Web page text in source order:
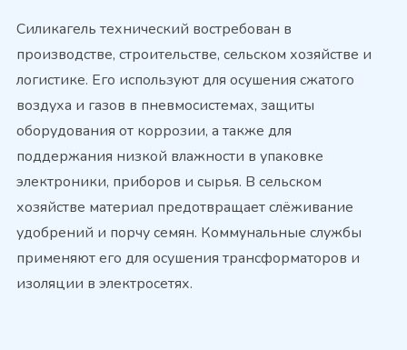
Силикагель технический востребован в
производстве, строительстве, сельском хозяйстве и
логистике. Его используют для осушения сжатого
воздуха и газов в пневмосистемах, защиты
оборудования от коррозии, а также для
поддержания низкой влажности в упаковке
электроники, приборов и сырья. В сельском
хозяйстве материал предотвращает слёживание
удобрений и порчу семян. Коммунальные службы
применяют его для осушения трансформаторов и
изоляции в электросетях.